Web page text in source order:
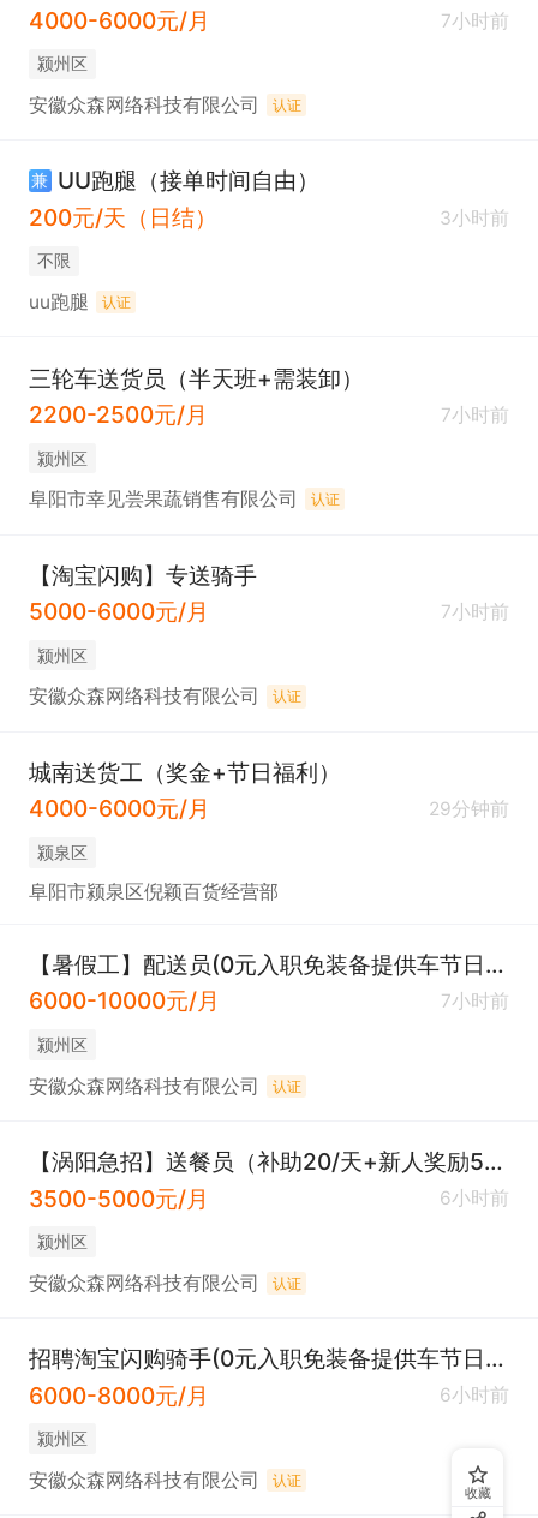
4000-6000元/月
7小时前
颍州区
安徽众森网络科技有限公司 认证
兼 UU跑腿（接单时间自由）
200元/天（日结）
3小时前
不限
uu跑腿 认证
三轮车送货员（半天班+需装卸）
2200-2500元/月
7小时前
颍州区
阜阳市幸见尝果蔬销售有限公司 认证
【淘宝闪购】专送骑手
5000-6000元/月
7小时前
颍州区
安徽众森网络科技有限公司 认证
城南送货工（奖金+节日福利）
4000-6000元/月
29分钟前
颍泉区
阜阳市颍泉区倪颖百货经营部
【暑假工】配送员(0元入职免装备提供车节日福利）
6000-10000元/月
7小时前
颍州区
安徽众森网络科技有限公司 认证
【涡阳急招】送餐员（补助20/天+新人奖励500）
3500-5000元/月
6小时前
颍州区
安徽众森网络科技有限公司 认证
招聘淘宝闪购骑手(0元入职免装备提供车节日补贴)
6000-8000元/月
6小时前
颍州区
安徽众森网络科技有限公司 认证
收藏